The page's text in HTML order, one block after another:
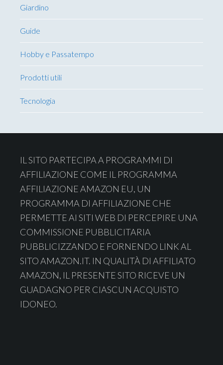
Giardino
Guide
Hobby e Passatempo
Prodotti utili
Tecnologia
IL SITO PARTECIPA A PROGRAMMI DI
AFFILIAZIONE COME IL PROGRAMMA
AFFILIAZIONE AMAZON EU, UN
PROGRAMMA DI AFFILIAZIONE CHE
PERMETTE AI SITI WEB DI PERCEPIRE UNA
COMMISSIONE PUBBLICITARIA
PUBBLICIZZANDO E FORNENDO LINK AL
SITO AMAZON.IT. IN QUALITÀ DI AFFILIATO
AMAZON, IL PRESENTE SITO RICEVE UN
GUADAGNO PER CIASCUN ACQUISTO
IDONEO.